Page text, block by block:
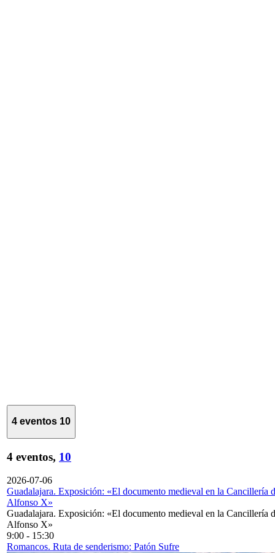
4 eventos 10
4 eventos, 10
2026-07-06
Guadalajara. Exposición: «El documento medieval en la Cancillería
Alfonso X»
Guadalajara. Exposición: «El documento medieval en la Cancillería
Alfonso X»
9:00 - 15:30
Romancos. Ruta de senderismo: Patón Sufre